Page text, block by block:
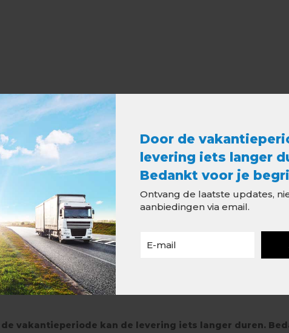
Door de
levering iets langer
Bedankt voor je
Ontvang de laatste updates,
aanbiedingen via email.
de vakantieperiode kan de levering iets langer duren.